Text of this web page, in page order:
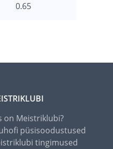
0.65
on Meistriklubi?
püsisoodustused
tingimused